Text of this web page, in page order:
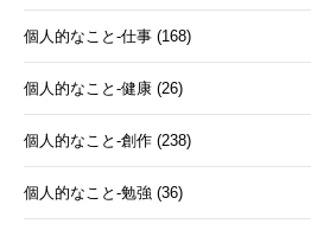
個人的なこと-仕事 (168)
個人的なこと-健康 (26)
個人的なこと-創作 (238)
個人的なこと-勉強 (36)